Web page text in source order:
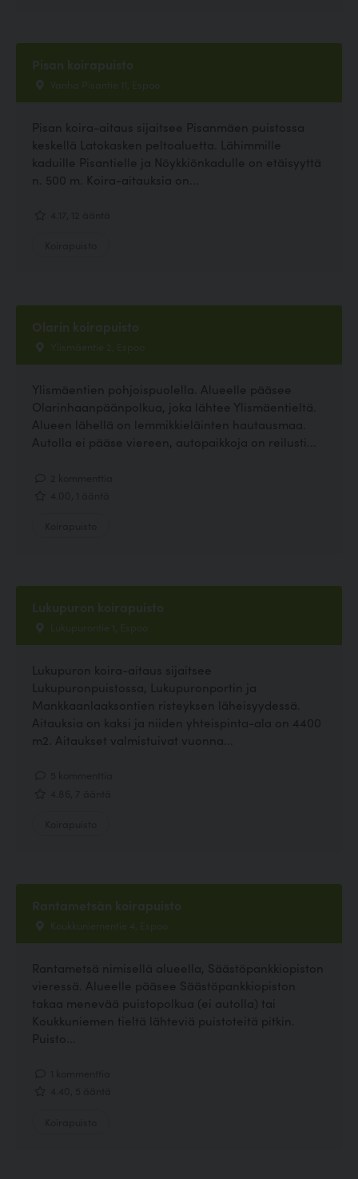
Pisan koirapuisto
Vanha Pisantie 11, Espoo
Pisan koira-aitaus sijaitsee Pisanmäen puistossa
keskellä Latokasken peltoaluetta. Lähimmille
kaduille Pisantielle ja Nöykkiönkadulle on etäisyyttä
n. 500 m. Koira-aitauksia on...
Olarin koirapuisto
Ylismäentie 2, Espoo
Ylismäentien pohjoispuolella. Alueelle pääsee
Olarinhaanpäänpolkua, joka lähtee Ylismäentieltä.
Alueen lähellä on lemmikkieläinten hautausmaa.
Autolla ei pääse viereen, autopaikkoja on reilusti...
Lukupuron koirapuisto
Lukupurontie 1, Espoo
Lukupuron koira-aitaus sijaitsee
Lukupuronpuistossa, Lukupuronportin ja
Mankkaanlaaksontien risteyksen läheisyydessä.
Aitauksia on kaksi ja niiden yhteispinta-ala on 4400
m2. Aitaukset valmistuivat vuonna...
Rantametsän koirapuisto
Koukkuniementie 4, Espoo
Rantametsä nimisellä alueella, Säästöpankkiopiston
vieressä. Alueelle pääsee Säästöpankkiopiston
takaa menevää puistopolkua (ei autolla) tai
Koukkuniemen tieltä lähteviä puistoteitä pitkin.
Puisto...